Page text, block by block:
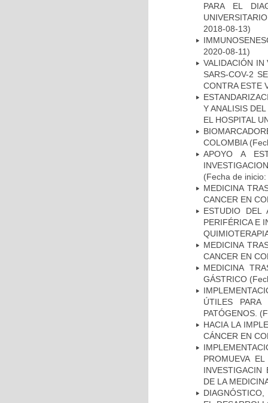
PARA EL
2018-08-13)
2020-08-11)
VALIDACIÓN IN
SARS-COV-2
CONTRA ESTE
Y ANALISIS
EL HOSPITAL
COLOMBIA
APOYO A
(Fecha de
MEDICINA
CANCER EN
ESTUDIO DEL
PERIFÉRICA E
MEDICINA
CANCER EN
MEDICINA
GÁSTRICO
ÚTILES
PATÓGENOS.
HACIA LA
CÁNCER EN
PROMUEVA
INVESTIGACIN
DE LA